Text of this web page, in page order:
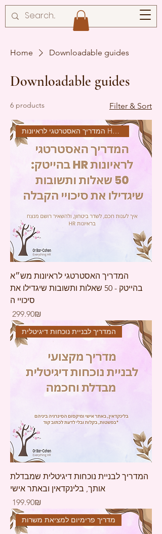
Home Downloadable guides
Downloadable guides
6 products Filter & Sort
המדריך האסטרטגי לראיונות HR בת
המדריך האסטרטגי לראיונות מש״א
בהייטק - 50 שאלות ותשובות שיגדילו את
סיכויי ה
Price
‏299.90 ‏₪
המדריך לבניית נוכחות דיגיטלית
המדריך לבניית נוכחות דיגיטלית שמבדלת
אותך, בלינקדאין ובאתר אישי
Price
‏199.90 ‏₪
מדריך פרימיום למציאת משרות